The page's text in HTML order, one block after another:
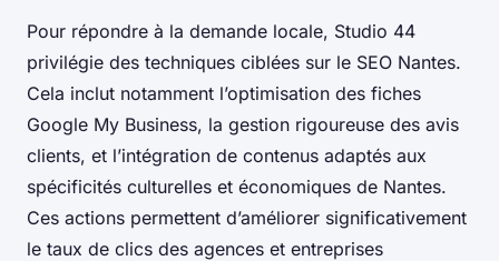
Pour répondre à la demande locale, Studio 44
privilégie des techniques ciblées sur le SEO Nantes.
Cela inclut notamment l’optimisation des fiches
Google My Business, la gestion rigoureuse des avis
clients, et l’intégration de contenus adaptés aux
spécificités culturelles et économiques de Nantes.
Ces actions permettent d’améliorer significativement
le taux de clics des agences et entreprises